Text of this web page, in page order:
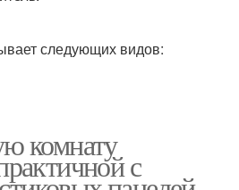
следующих видов:
комнату
с